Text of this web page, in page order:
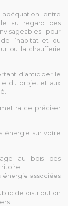
entre
au regard des
pour
l’habitat et du
ou la chaufferie
d’anticiper le
du projet et aux
de préciser
énergie sur votre
au bois des
énergie associées
de distribution